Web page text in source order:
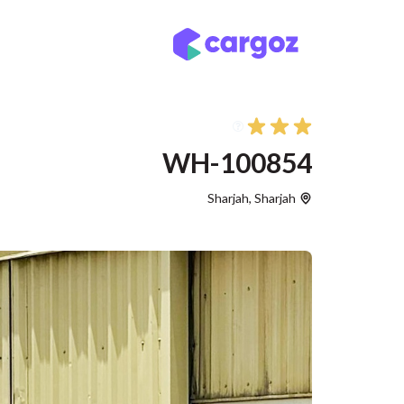
WH-100854
Sharjah, Sharjah